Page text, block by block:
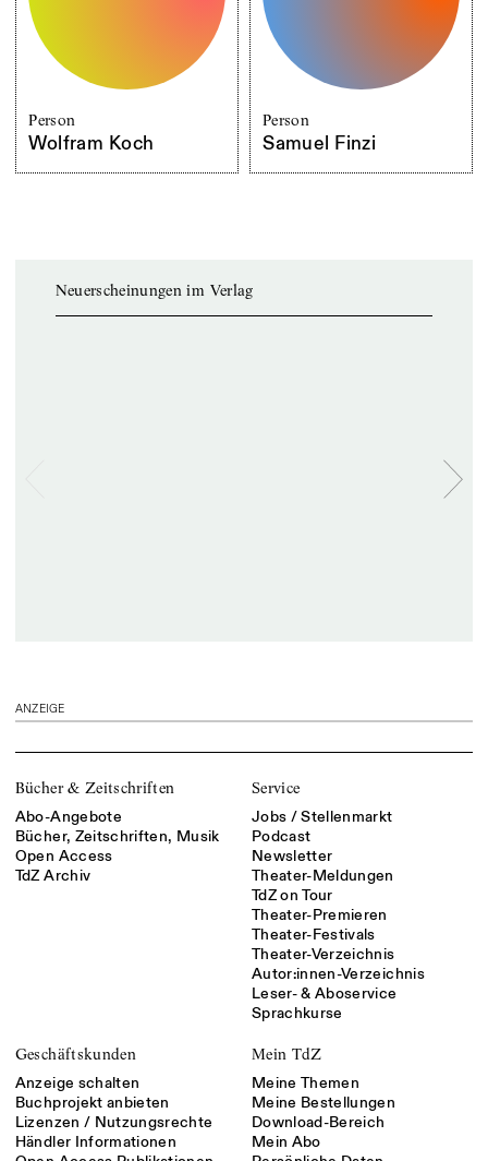
Person
Wolfram Koch
Person
Samuel Finzi
Neuerscheinungen im Verlag
ANZEIGE
Bücher & Zeitschriften
Abo-Angebote
Bücher, Zeitschriften, Musik
Open Access
TdZ Archiv
Service
Jobs / Stellenmarkt
Podcast
Newsletter
Theater-Meldungen
TdZ on Tour
Theater-Premieren
Theater-Festivals
Theater-Verzeichnis
Autor:innen-Verzeichnis
Leser- & Aboservice
Sprachkurse
Geschäftskunden
Anzeige schalten
Buchprojekt anbieten
Lizenzen / Nutzungsrechte
Händler Informationen
Mein TdZ
Meine Themen
Meine Bestellungen
Download-Bereich
Mein Abo